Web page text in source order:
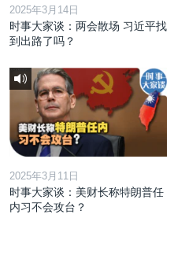
2025年3月14日
时事大家谈：两会散场 习近平找
到出路了吗？
2025年3月11日
时事大家谈：美财长称特朗普任
内习不会攻台？